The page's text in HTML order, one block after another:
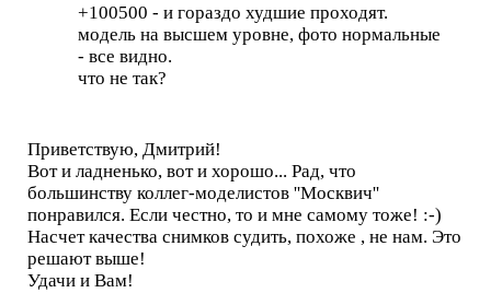
+100500 - и гораздо худшие проходят.
модель на высшем уровне, фото нормальные
- все видно.
что не так?
Приветствую, Дмитрий!
Вот и ладненько, вот и хорошо... Рад, что
большинству коллег-моделистов ''Москвич''
понравился. Если честно, то и мне самому тоже! :-)
Насчет качества снимков судить, похоже , не нам. Это
решают выше!
Удачи и Вам!